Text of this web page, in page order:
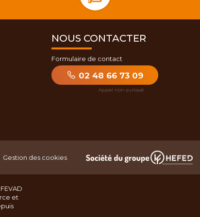
NOUS CONTACTER
Formulaire de contact
02 48 66 73 09
Gestion des cookies
et